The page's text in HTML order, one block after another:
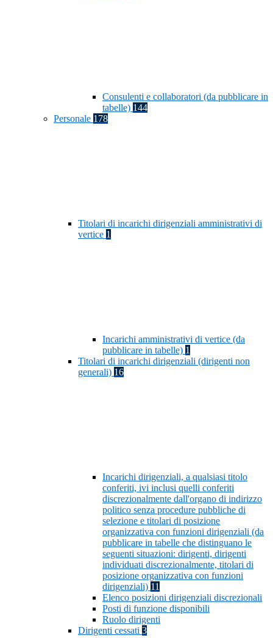
Consulenti e collaboratori (da pubblicare in
tabelle) 144
Personale 178
Titolari di incarichi dirigenziali amministrativi di
vertice 1
Incarichi amministrativi di vertice (da
pubblicare in tabelle) 1
Titolari di incarichi dirigenziali (dirigenti non
generali) 16
Incarichi dirigenziali, a qualsiasi titolo
conferiti, ivi inclusi quelli conferiti
discrezionalmente dall'organo di indirizzo
politico senza procedure pubbliche di
selezione e titolari di posizione
organizzativa con funzioni dirigenziali (da
pubblicare in tabelle che distinguano le
seguenti situazioni: dirigenti, dirigenti
individuati discrezionalmente, titolari di
posizione organizzativa con funzioni
dirigenziali) 11
Elenco posizioni dirigenziali discrezionali
Posti di funzione disponibili
Ruolo dirigenti
Dirigenti cessati 3